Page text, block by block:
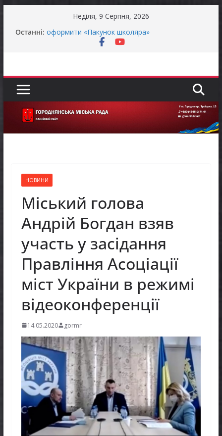
Неділя, 9 Серпня, 2026
Останні: Батьки майбутніх першокласників уже можуть
оформити «Пакунок школяра»
ЗАГАЛЬНОНАЦІОНАЛЬНА ХВИЛИНА
для ветеранського бізнесу
прав людини проводить опитування щодо
реалізації права осіб з інвалідністю на працю
Захищай небо Чернігівщини!
НОВИНИ
Міський голова
Андрій Богдан взяв
участь у засідання
Правління Асоціації
міст України в режимі
відеоконференції
14.05.2020 gormr